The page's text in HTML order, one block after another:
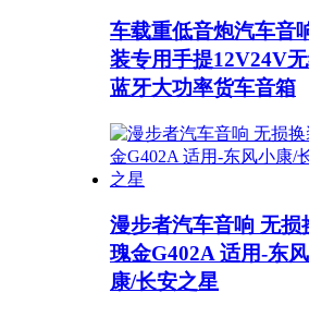
车载重低音炮汽车音
装专用手提12V24V
蓝牙大功率货车音箱
漫步者汽车音响 无损
瑰金G402A 适用-东
康/长安之星